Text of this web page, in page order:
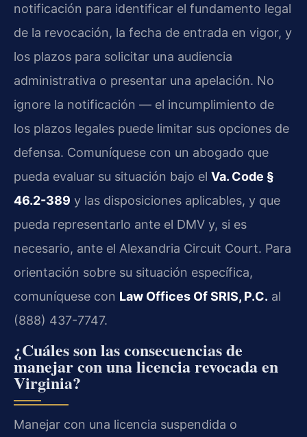
notificación para identificar el fundamento legal
de la revocación, la fecha de entrada en vigor, y
los plazos para solicitar una audiencia
administrativa o presentar una apelación. No
ignore la notificación — el incumplimiento de
los plazos legales puede limitar sus opciones de
defensa. Comuníquese con un abogado que
pueda evaluar su situación bajo el Va. Code §
46.2-389 y las disposiciones aplicables, y que
pueda representarlo ante el DMV y, si es
necesario, ante el Alexandria Circuit Court. Para
orientación sobre su situación específica,
comuníquese con Law Offices Of SRIS, P.C. al
(888) 437-7747.
¿Cuáles son las consecuencias de
manejar con una licencia revocada en
Virginia?
Manejar con una licencia suspendida o